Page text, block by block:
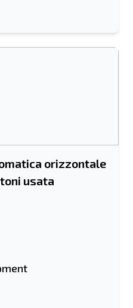
orizzontale
usata
mobile